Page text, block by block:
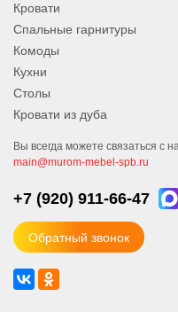
Кровати
Спальные гарнитуры
Комоды
Кухни
Столы
Кровати из дуба
Вы всегда можете связаться с
main@murom-mebel-spb.ru
+7 (920) 911-66-47
Обратный звонок